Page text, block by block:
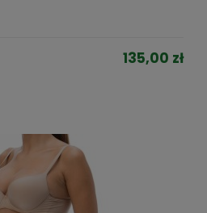
135,00 zł